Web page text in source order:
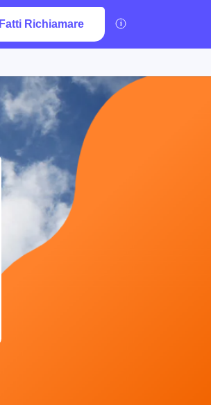
Fatti Richiamare